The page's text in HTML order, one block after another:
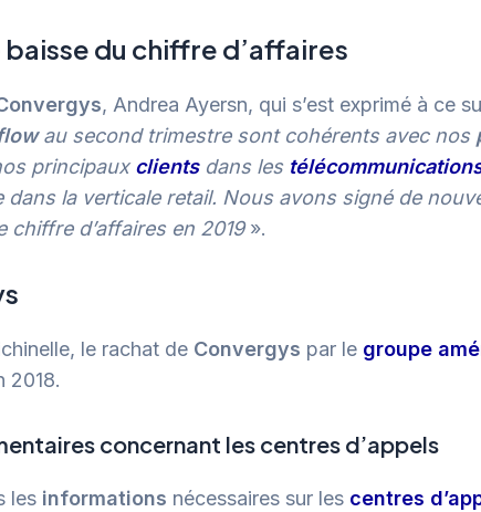
du chiffre d’affaires
, Andrea Ayersn, qui s’est exprimé à ce
au second trimestre sont cohérents avec nos
principauxclientsdans les
dans la verticale retail. Nous avons signé de
chiffre d’affaires en 2019».
le rachat de Convergys par le groupe
2018.
concernant les centres d’appels
les informations nécessaires sur les centres